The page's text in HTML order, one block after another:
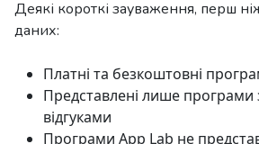
Деякі короткі зауваження, перш
даних:
Платні та безкоштовні
Представлені лише програми
відгуками
Програми App Lab не